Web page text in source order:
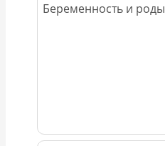
Беременность и роды